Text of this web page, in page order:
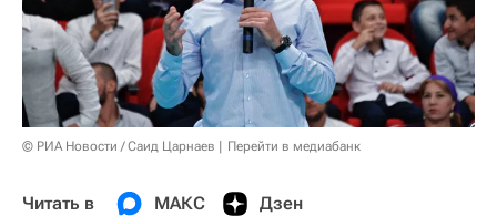
© РИА Новости / Саид Царнаев Перейти в медиабанк
Читать в МАКС Дзен